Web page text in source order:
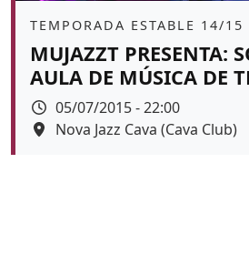
Àmbit
TEMPORADA ESTABLE 14/15
MUJAZZT PRESENTA:
AULA DE MÚSICA DE
Data
05/07/2015 - 22:00
Espai
Nova Jazz Cava (Cava Club)